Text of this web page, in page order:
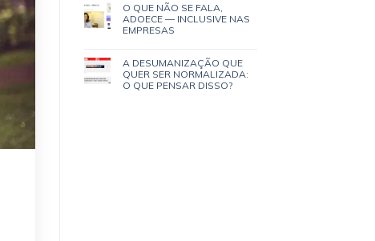
O QUE NÃO SE FALA,
ADOECE — INCLUSIVE NAS
EMPRESAS
A DESUMANIZAÇÃO QUE
QUER SER NORMALIZADA:
O QUE PENSAR DISSO?